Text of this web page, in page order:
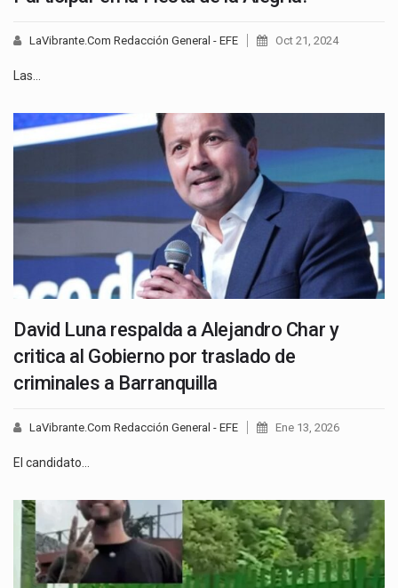
LaVibrante.Com Redacción General - EFE Oct 21, 2024
Las…
David Luna respalda a Alejandro Char y
critica al Gobierno por traslado de
criminales a Barranquilla
LaVibrante.Com Redacción General - EFE Ene 13, 2026
El candidato…